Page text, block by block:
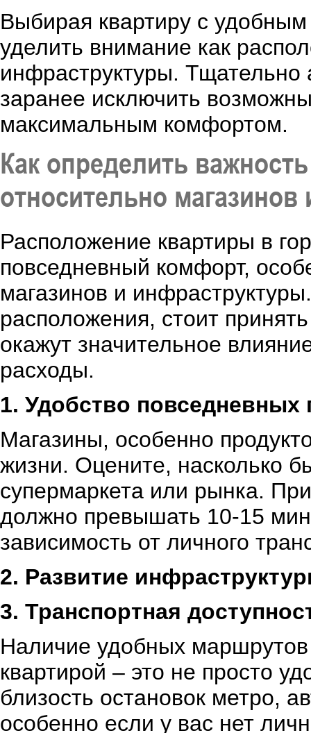
Выбирая квартиру с
уделить внимание как
инфраструктуры. Тщательно
заранее исключить
максимальным комфортом.
Как определить
относительно магазинов
Расположение квартиры в
повседневный комфорт,
магазинов и
расположения, стоит
окажут значительное
расходы.
1. Удобство повседневных
Магазины, особенно
жизни. Оцените, насколько
супермаркета или рынка.
должно превышать 10-15
зависимость от личного
2. Развитие
3. Транспортная
Наличие удобных
квартирой – это не просто
близость остановок метро,
особенно если у вас нет